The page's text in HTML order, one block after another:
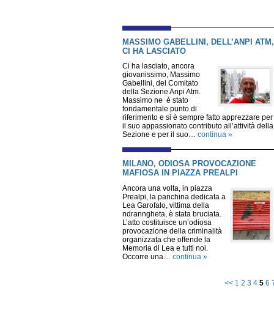
MASSIMO GABELLINI, DELL’ANPI ATM,
CI HA LASCIATO
Ci ha lasciato, ancora
giovanissimo, Massimo
Gabellini, del Comitato
della Sezione Anpi Atm.
Massimo ne è stato
fondamentale punto di
riferimento e si è sempre fatto apprezzare per
il suo appassionato contributo all’attività della
Sezione e per il suo… continua »
MILANO, ODIOSA PROVOCAZIONE
MAFIOSA IN PIAZZA PREALPI
Ancora una volta, in piazza
Prealpi, la panchina dedicata a
Lea Garofalo, vittima della
ndranngheta, è stata bruciata.
L’atto costituisce un’odiosa
provocazione della criminalità
organizzata che offende la
Memoria di Lea e tutti noi.
Occorre una… continua »
<< 1 2 3 4 5 6